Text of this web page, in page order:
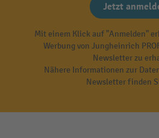
Jetzt
Mit einem Klick auf "Anmelden"
Werbung von Jungheinrich
Newsletter zu
Nähere Informationen zur
Newsletter finden